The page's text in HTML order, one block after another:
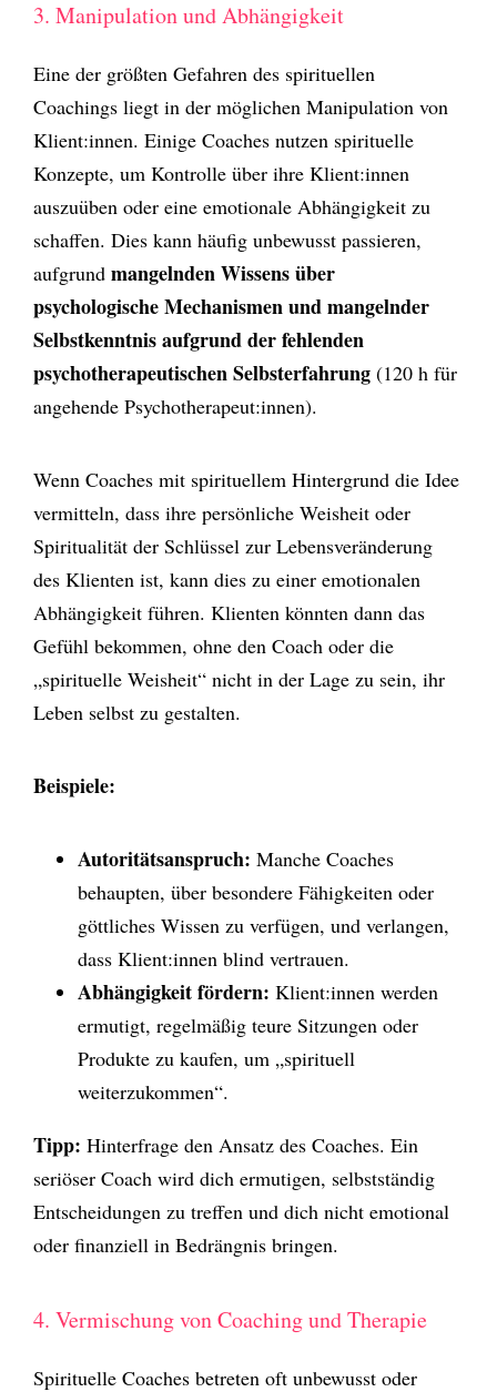
3. Manipulation und Abhängigkeit
Eine der größten Gefahren des spirituellen
Coachings liegt in der möglichen Manipulation von
Klient:innen. Einige Coaches nutzen spirituelle
Konzepte, um Kontrolle über ihre Klient:innen
auszuüben oder eine emotionale Abhängigkeit zu
schaffen. Dies kann häufig unbewusst passieren,
aufgrund mangelnden Wissens über
psychologische Mechanismen und mangelnder
Selbstkenntnis aufgrund der fehlenden
psychotherapeutischen Selbsterfahrung (120 h für
angehende Psychotherapeut:innen).
Wenn Coaches mit spirituellem Hintergrund die Idee
vermitteln, dass ihre persönliche Weisheit oder
Spiritualität der Schlüssel zur Lebensveränderung
des Klienten ist, kann dies zu einer emotionalen
Abhängigkeit führen. Klienten könnten dann das
Gefühl bekommen, ohne den Coach oder die
„spirituelle Weisheit“ nicht in der Lage zu sein, ihr
Leben selbst zu gestalten.
Beispiele:
Autoritätsanspruch: Manche Coaches
behaupten, über besondere Fähigkeiten oder
göttliches Wissen zu verfügen, und verlangen,
dass Klient:innen blind vertrauen.
Abhängigkeit fördern: Klient:innen werden
ermutigt, regelmäßig teure Sitzungen oder
Produkte zu kaufen, um „spirituell
weiterzukommen“.
Tipp: Hinterfrage den Ansatz des Coaches. Ein
seriöser Coach wird dich ermutigen, selbstständig
Entscheidungen zu treffen und dich nicht emotional
oder finanziell in Bedrängnis bringen.
4. Vermischung von Coaching und Therapie
Spirituelle Coaches betreten oft unbewusst oder